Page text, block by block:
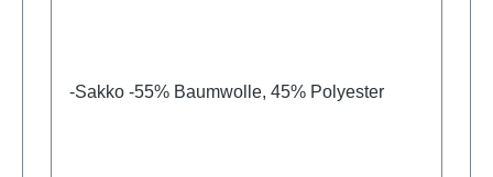
-Sakko -55% Baumwolle, 45% Polyester